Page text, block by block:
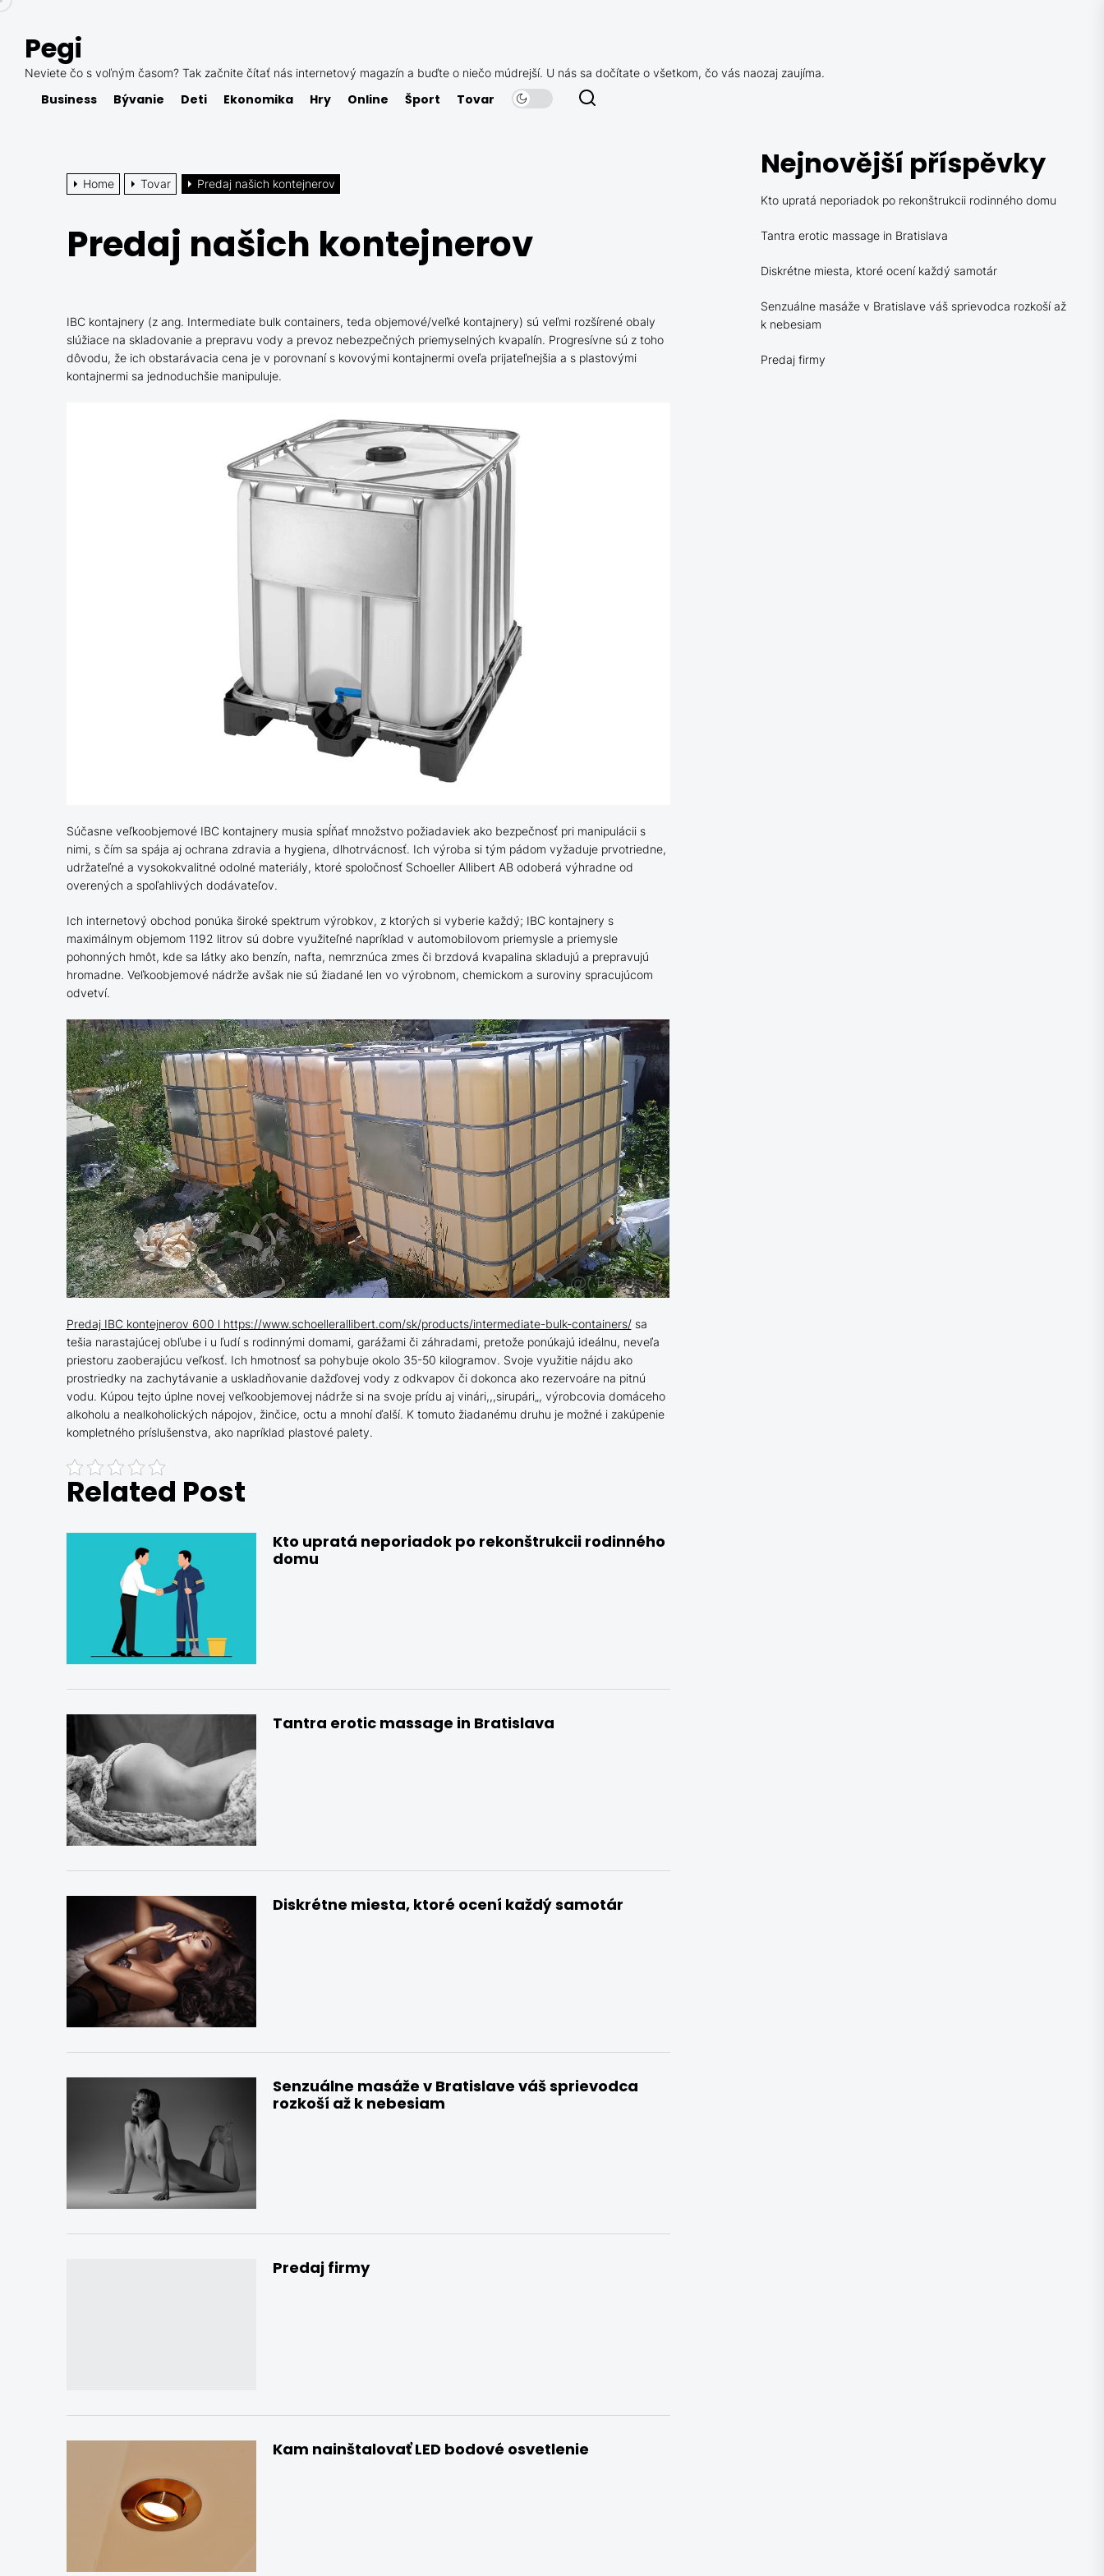
content
Pegi
Neviete čo s voľným časom? Tak začnite čítať nás internetový magazín a buďte o niečo múdrejší. U nás sa dočítate o všetkom, čo vás naozaj zaujíma.
Business Bývanie Deti Ekonomika Hry Online Šport Tovar
Home Tovar Predaj našich kontejnerov
Predaj našich kontejnerov
IBC kontajnery (z ang. Intermediate bulk containers, teda objemové/veľké kontajnery) sú veľmi rozšírené obaly
slúžiace na skladovanie a prepravu vody a prevoz nebezpečných priemyselných kvapalín. Progresívne sú z toho
dôvodu, že ich obstarávacia cena je v porovnaní s kovovými kontajnermi oveľa prijateľnejšia a s plastovými
kontajnermi sa jednoduchšie manipuluje.
Súčasne veľkoobjemové IBC kontajnery musia spĺňať množstvo požiadaviek ako bezpečnosť pri manipulácii s
nimi, s čím sa spája aj ochrana zdravia a hygiena, dlhotrvácnosť. Ich výroba si tým pádom vyžaduje prvotriedne,
udržateľné a vysokokvalitné odolné materiály, ktoré spoločnosť Schoeller Allibert AB odoberá výhradne od
overených a spoľahlivých dodávateľov.
Ich internetový obchod ponúka široké spektrum výrobkov, z ktorých si vyberie každý; IBC kontajnery s
maximálnym objemom 1192 litrov sú dobre využiteľné napríklad v automobilovom priemysle a priemysle
pohonných hmôt, kde sa látky ako benzín, nafta, nemrznúca zmes či brzdová kvapalina skladujú a prepravujú
hromadne. Veľkoobjemové nádrže avšak nie sú žiadané len vo výrobnom, chemickom a suroviny spracujúcom
odvetví.
Predaj IBC kontejnerov 600 l https://www.schoellerallibert.com/sk/products/intermediate-bulk-containers/sa
tešia narastajúcej obľube i u ľudí s rodinnými domami, garážami či záhradami, pretože ponúkajú ideálnu, neveľa
priestoru zaoberajúcu veľkosť. Ich hmotnosť sa pohybuje okolo 35-50 kilogramov. Svoje využitie nájdu ako
prostriedky na zachytávanie a uskladňovanie dažďovej vody z odkvapov či dokonca ako rezervoáre na pitnú
vodu. Kúpou tejto úplne novej veľkoobjemovej nádrže si na svoje prídu aj vinári,,,sirupári„, výrobcovia domáceho
alkoholu a nealkoholických nápojov, žinčice, octu a mnohí ďalší. K tomuto žiadanému druhu je možné i zakúpenie
kompletného príslušenstva, ako napríklad plastové palety.
Related Post
Kto upratá neporiadok po rekonštrukcii rodinného
domu
Tantra erotic massage in Bratislava
Diskrétne miesta, ktoré ocení každý samotár
Senzuálne masáže v Bratislave váš sprievodca
rozkoší až k nebesiam
Predaj firmy
Kam nainštalovať LED bodové osvetlenie
Nejnovější příspěvky
Kto upratá neporiadok po rekonštrukcii rodinného domu
Tantra erotic massage in Bratislava
Diskrétne miesta, ktoré ocení každý samotár
Senzuálne masáže v Bratislave váš sprievodca rozkoší až
k nebesiam
Predaj firmy